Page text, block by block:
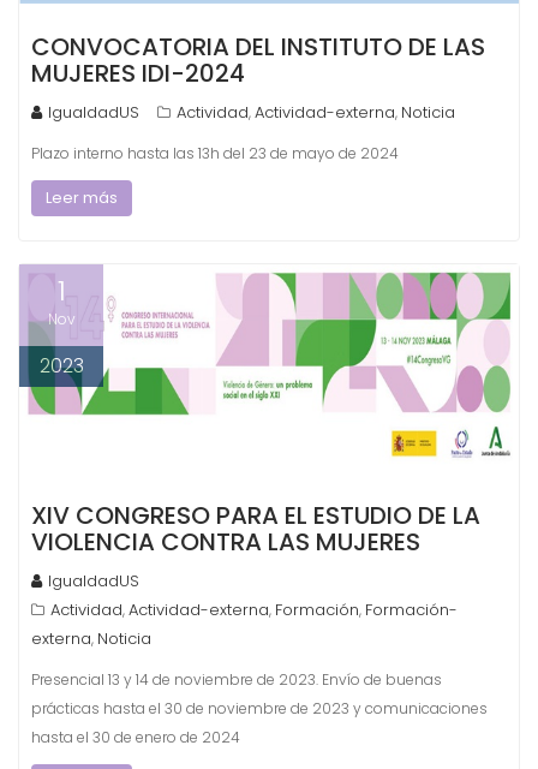
CONVOCATORIA DEL INSTITUTO DE LAS
MUJERES IDI-2024
IgualdadUS Actividad,Actividad-externa, Noticia
Plazo interno hasta las 13h del 23 de mayo de 2024
Leer más
1
Nov
2023
XIV CONGRESO PARA EL ESTUDIO DE LA
VIOLENCIA CONTRA LAS MUJERES
IgualdadUS
Actividad,Actividad-externa, Formación, Formación-
externa, Noticia
Presencial 13 y 14 de noviembre de 2023. Envío de buenas
prácticas hasta el 30 de noviembre de 2023 y comunicaciones
hasta el 30 de enero de 2024